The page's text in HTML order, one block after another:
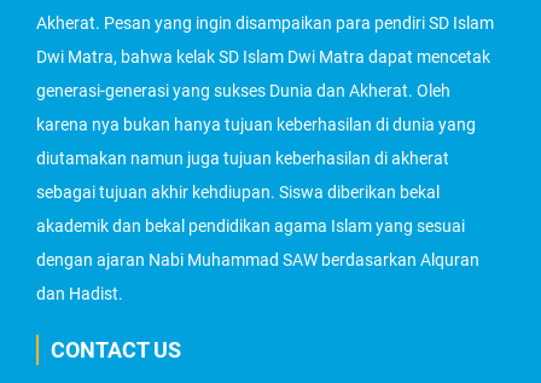
Akherat. Pesan yang ingin disampaikan para pendiri SD Islam
Dwi Matra, bahwa kelak SD Islam Dwi Matra dapat mencetak
generasi-generasi yang sukses Dunia dan Akherat. Oleh
karena nya bukan hanya tujuan keberhasilan di dunia yang
diutamakan namun juga tujuan keberhasilan di akherat
sebagai tujuan akhir kehdiupan. Siswa diberikan bekal
akademik dan bekal pendidikan agama Islam yang sesuai
dengan ajaran Nabi Muhammad SAW berdasarkan Alquran
dan Hadist.
CONTACT US